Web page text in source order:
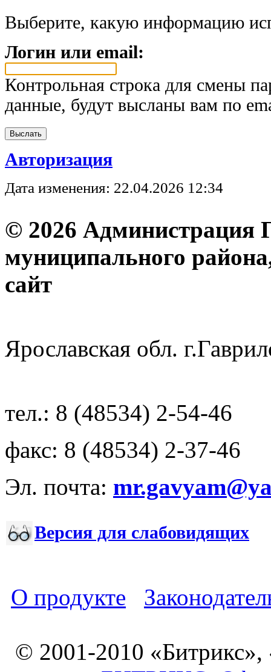
Выберите, какую информацию
Логин или email:
Контрольная строка для смены
данные, будут высланы вам по
Авторизация
Дата изменения: 22.04.2026 12:34
© 2026 Администрация
муниципального
Ярославская обл.
тел.: 8 (48534) 2-54-46
факс: 8 (48534) 2-37-46
Эл. почта:
Версия для слабовидящих
О продукте
© 2001-2010 «Битрикс»,